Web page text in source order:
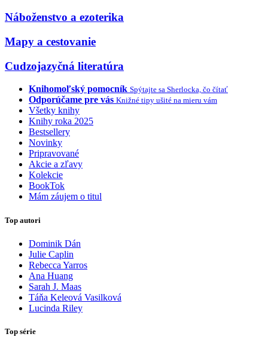
Náboženstvo a ezoterika
Mapy a cestovanie
Cudzojazyčná literatúra
Knihomoľský pomocník Spýtajte sa Sherlocka, čo čítať
Odporúčame pre vás Knižné tipy ušité na mieru vám
Všetky knihy
Knihy roka 2025
Bestsellery
Novinky
Pripravované
Akcie a zľavy
Kolekcie
BookTok
Mám záujem o titul
Top autori
Dominik Dán
Julie Caplin
Rebecca Yarros
Ana Huang
Sarah J. Maas
Táňa Keleová Vasilková
Lucinda Riley
Top série